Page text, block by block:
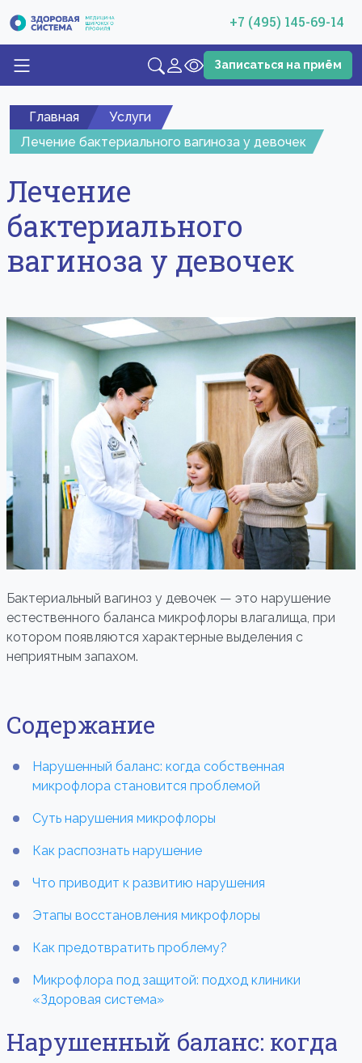
+7 (495) 145-69-14
Записаться на приём
Главная
Услуги
Лечение бактериального вагиноза у девочек
Лечение
бактериального
вагиноза у девочек
Бактериальный вагиноз у девочек — это нарушение
естественного баланса микрофлоры влагалища, при
котором появляются характерные выделения с
неприятным запахом.
Содержание
Нарушенный баланс: когда собственная
микрофлора становится проблемой
Суть нарушения микрофлоры
Как распознать нарушение
Что приводит к развитию нарушения
Этапы восстановления микрофлоры
Как предотвратить проблему?
Микрофлора под защитой: подход клиники
«Здоровая система»
Нарушенный баланс: когда